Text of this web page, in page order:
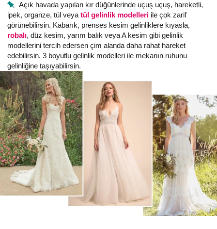
Açık havada yapılan kır düğünlerinde uçuş uçuş, hareketli,
ipek, organze, tül veyatül gelinlik modelleri ile çok zarif
görünebilirsin. Kabarık, prenses kesim gelinliklere kıyasla,
robalı, düz kesim, yarım balık veya A kesim gibi gelinlik
modellerini tercih edersen çim alanda daha rahat hareket
edebilirsin. 3 boyutlu gelinlik modelleri ile mekanın ruhunu
gelinliğine taşıyabilirsin.